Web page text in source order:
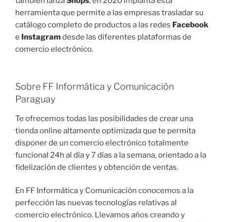
herramienta que permite a las empresas trasladar su
catálogo completo de productos a las redes Facebook
e Instagramdesde las diferentes plataformas de
comercio electrónico.
Sobre FF Informática y Comunicación
Paraguay
Te ofrecemos todas las posibilidades de crear una
tienda online altamente optimizada que te permita
disponer de un comercio electrónico totalmente
funcional 24h al día y 7 días a la semana, orientado a la
fidelización de clientes y obtención de ventas.
En FF Informática y Comunicación conocemos a la
perfección las nuevas tecnologías relativas al
comercio electrónico. Llevamos años creando y